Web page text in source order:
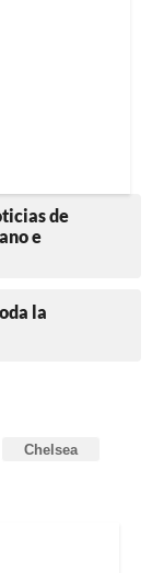
de
e
la
Chelsea